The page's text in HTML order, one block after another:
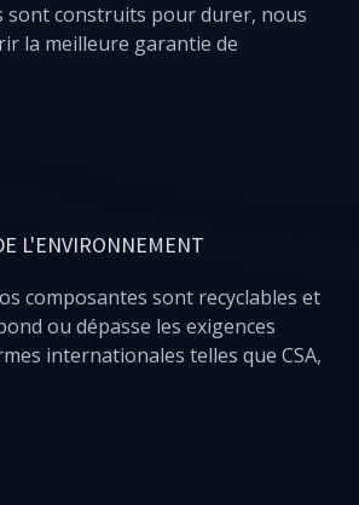
sont construits pour durer, nous
la meilleure garantie de
L'ENVIRONNEMENT
composantes sont recyclables et
ou dépasse les exigences
internationales telles que CSA,